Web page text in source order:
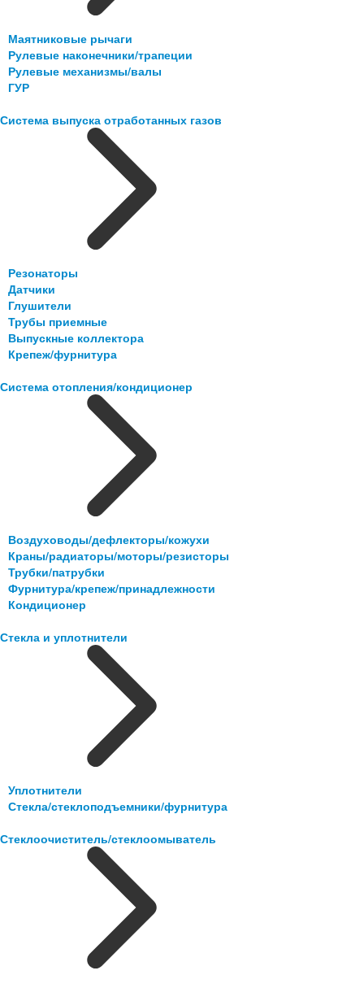
Маятниковые рычаги
Рулевые наконечники/трапеции
Рулевые механизмы/валы
ГУР
Система выпуска отработанных газов
Резонаторы
Датчики
Глушители
Трубы приемные
Выпускные коллектора
Крепеж/фурнитура
Система отопления/кондиционер
Воздуховоды/дефлекторы/кожухи
Краны/радиаторы/моторы/резисторы
Трубки/патрубки
Фурнитура/крепеж/принадлежности
Кондиционер
Стекла и уплотнители
Уплотнители
Стекла/стеклоподъемники/фурнитура
Стеклоочиститель/стеклоомыватель